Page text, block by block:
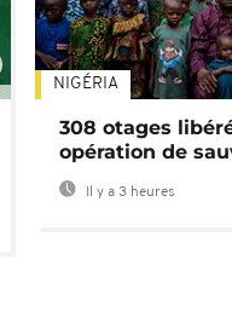
NIGÉRIA
308 otages
opération de
Il y a 3 heures